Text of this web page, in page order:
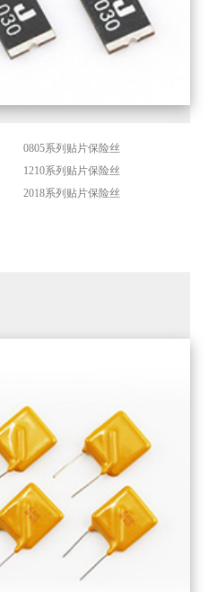
0805系列贴片保险丝
1210系列贴片保险丝
2018系列贴片保险丝